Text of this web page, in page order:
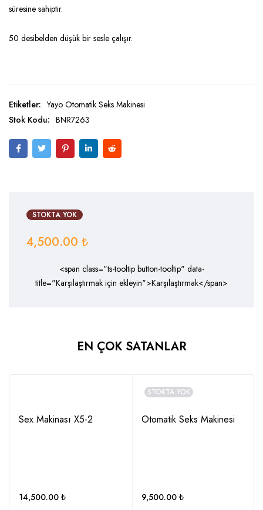
süresine sahiptir.
50 desibelden düşük bir sesle çalışır.
STOKTA YOK
4,500.00 ₺
<span class="ts-tooltip button-tooltip" data-
title="Karşılaştırmak için ekleyin">Karşılaştırmak</span>
Etiketler: Yayo Otomatik Seks Makinesi
Stok Kodu: BNR7263
EN ÇOK SATANLAR
Sex Makinası X5-2
14,500.00 ₺
STOKTA YOK
Otomatik Seks Makinesi
9,500.00 ₺